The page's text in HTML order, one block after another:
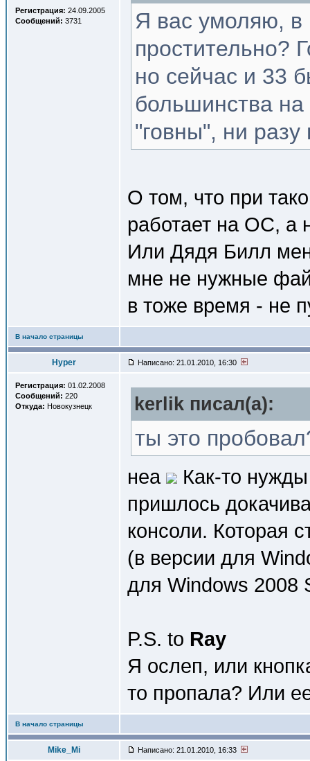
Регистрация: 24.09.2005
Сообщений: 3731
Я вас умоляю, в
простительно?
но сейчас и 33
большинства на
"говны", ни
О том, что при
работает на ОС, а
Или Дядя Билл
мне не нужные
в тоже время - не
В начало страницы
Hyper Написано: 21.01.2010, 16:30
Регистрация: 01.02.2008
Сообщений: 220
Откуда: Новокузнецк kerlik писал(a):
ты это
неа
Как-то
пришлось
консоли. Которая
(в версии для
для Windows 2008
P.S. to Ray
Я ослеп, или
то пропала? Или
В начало страницы
Mike_Mi Написано: 21.01.2010, 16:33